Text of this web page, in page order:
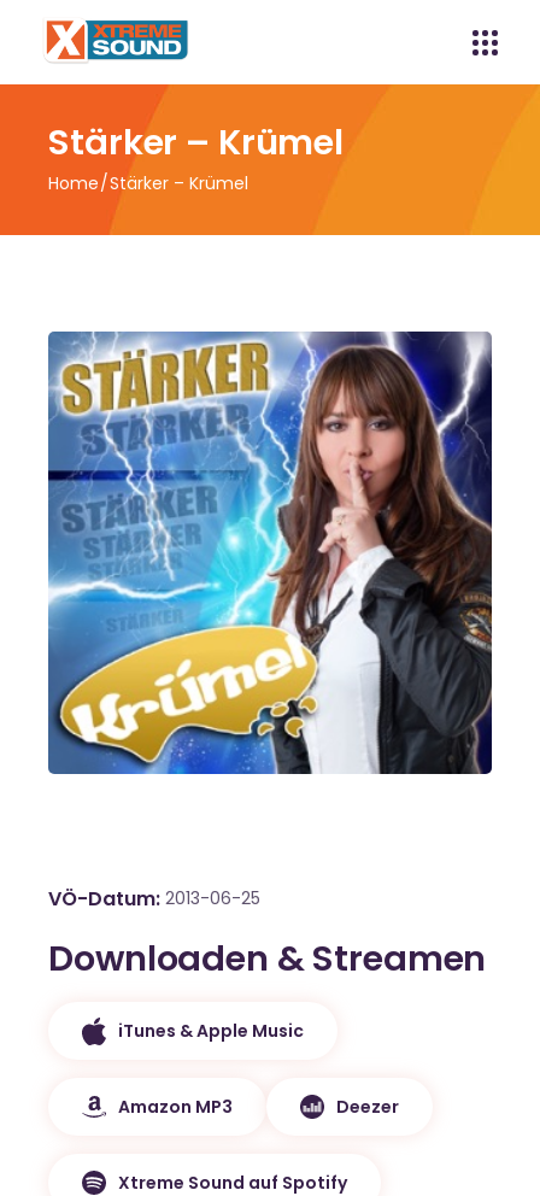
Stärker – Krümel
Home Stärker – Krümel
VÖ-Datum 2013-06-25
Downloaden & Streamen
iTunes & Apple Music
Amazon MP3 Deezer
Xtreme Sound auf Spotify